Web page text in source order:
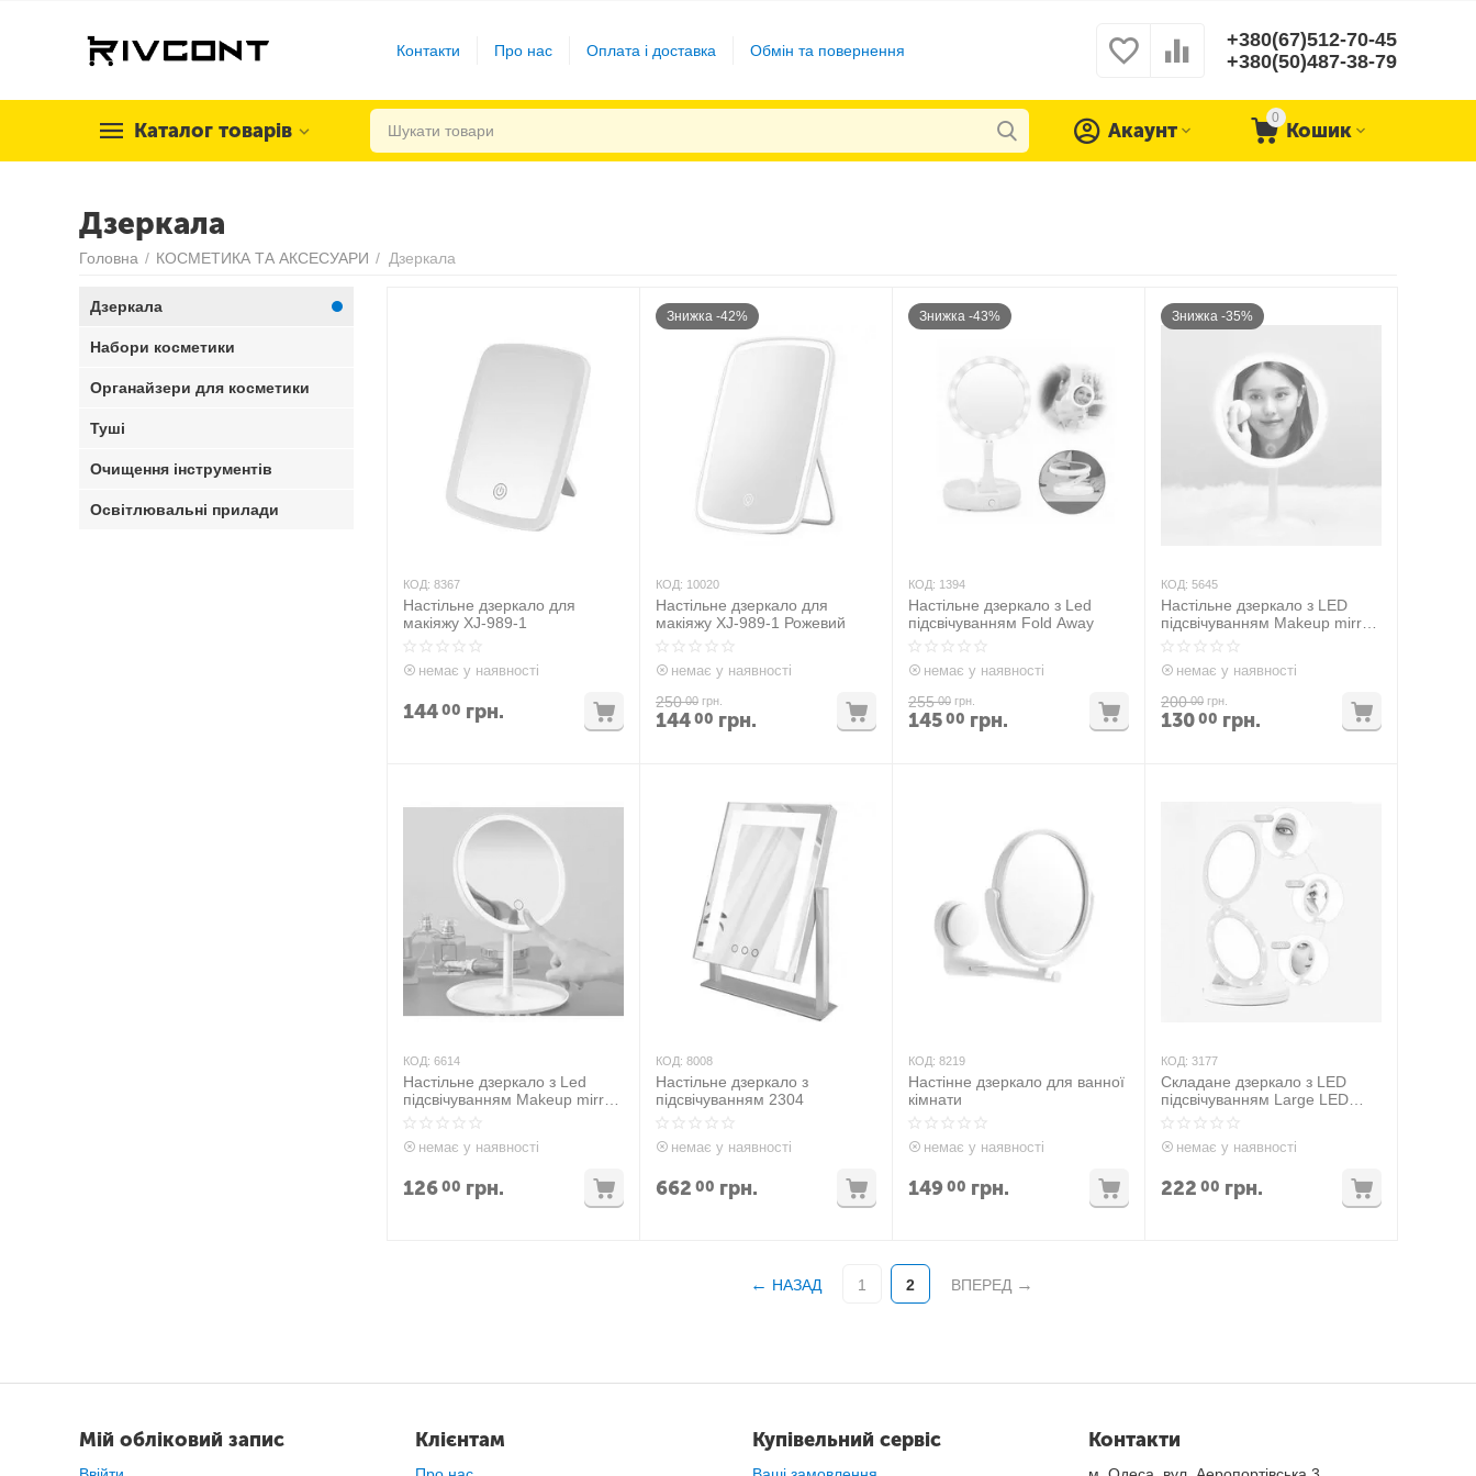
Контакти Про нас Оплата і доставка Обмін та повернення
+380(67)512-70-45
+380(50)487-38-79
Каталог товарів
0
Кошик
Акаунт
Дзеркала
Головна / КОСМЕТИКА ТА АКСЕСУАРИ / Дзеркала
КОД: 8367
Настільне дзеркало для
макіяжу XJ-989-1
немає у наявності
14400 грн.
Знижка -42%
КОД: 10020
Настільне дзеркало для
макіяжу XJ-989-1 Рожевий
немає у наявності
250 00 грн.
14400 грн.
Знижка -43%
КОД: 1394
Настільне дзеркало з Led
підсвічуванням Fold Away
немає у наявності
255 00 грн.
14500 грн.
Знижка -35%
КОД: 5645
Настільне дзеркало з LED
підсвічуванням Makeup mirror
Біле
немає у наявності
200 00 грн.
13000 грн.
КОД: 6614
Настільне дзеркало з Led
підсвічуванням Makeup mirror
Рожеве
немає у наявності
12600 грн.
КОД: 8008
Настільне дзеркало з
підсвічуванням 2304
немає у наявності
662 00 грн.
КОД: 8219
Настінне дзеркало для ванної
кімнати
немає у наявності
14900 грн.
КОД: 3177
Складане дзеркало з LED
підсвічуванням Large LED
Mirror ECLIPSE
немає у наявності
222 00 грн.
НАЗАД 1 2 ВПЕРЕД
Дзеркала
Набори косметики
Органайзери для косметики
Туші
Очищення інструментів
Освітлювальні прилади
Мій обліковий запис Клієнтам Купівельний сервіс Контакти